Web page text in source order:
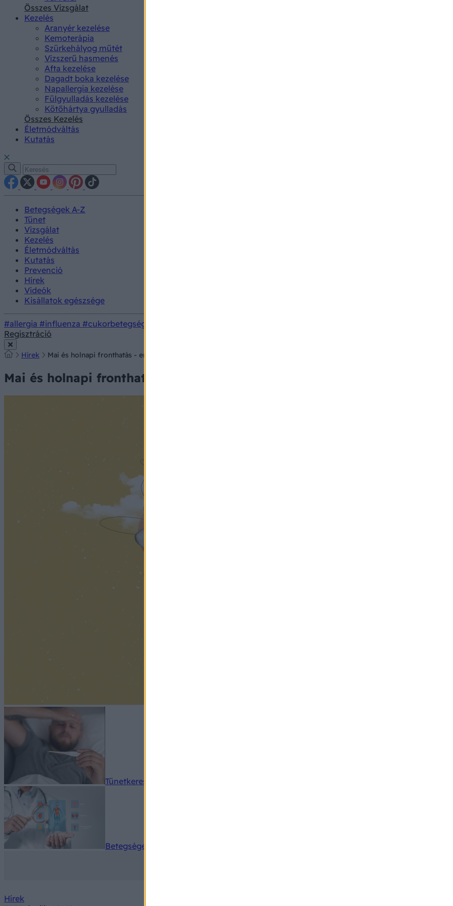
Összes Vizsgálat
Kezelés
Aranyér kezelése
Kemoterápia
Szürkehályog műtét
Vízszerű hasmenés
Afta kezelése
Dagadt boka kezelése
Napallergia kezelése
Fülgyulladás kezelése
Kötőhártya gyulladás
Összes Kezelés
Életmódváltás
Kutatás
Betegségek A-Z
Tünet
Vizsgálat
Kezelés
Életmódváltás
Kutatás
Prevenció
Hírek
Videók
Kisállatok egészsége
#allergia #influenza #cukorbetegség
Regisztráció
Hírek Mai és holnapi fronthatás - erre számíthat pénteken és szombaton
Mai és holnapi fronthatás - erre számíthat pénteken és szombaton
Tünetkereső
Betegségek A-Z
Hírek